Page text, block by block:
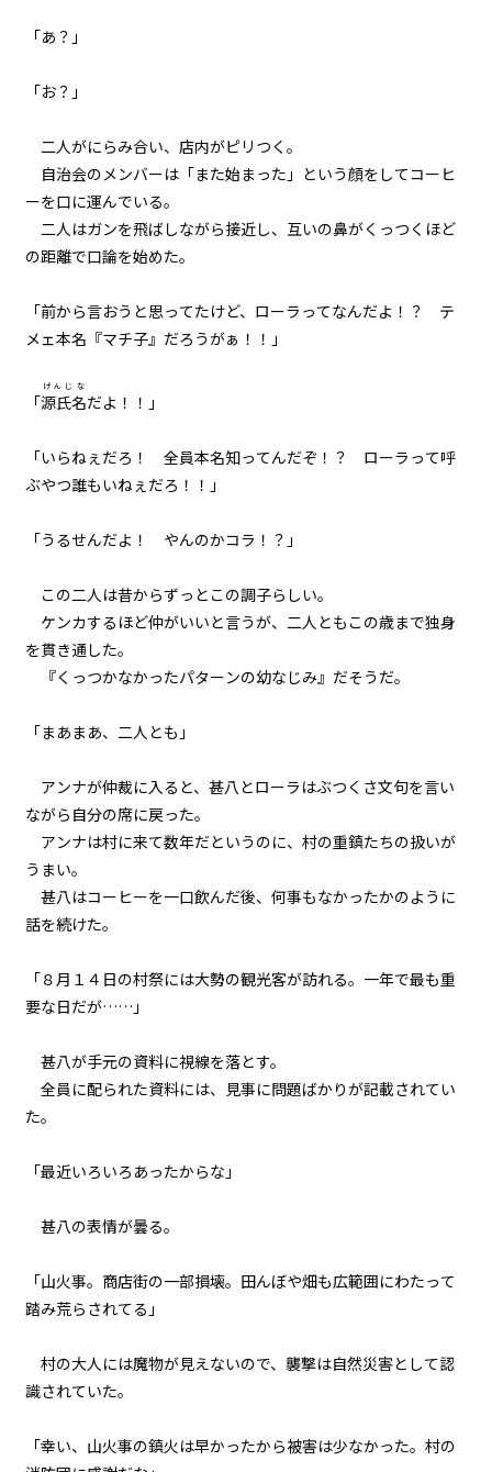
025
027
才能
８月７日：本番
030
８月７日：小学生３人ＶＳ魔物３
００体
031
８月７日：炎の中で
033
036
037
余白：皆本和寿真の恋
「あ？」
「お？」
二人がにらみ合い、店内がピリつく。
自治会のメンバーは「また始まった」という顔をしてコーヒ
ーを口に運んでいる。
二人はガンを飛ばしながら接近し、互いの鼻がくっつくほど
の距離で口論を始めた。
「前から言おうと思ってたけど、ローラってなんだよ！？ テ
メェ本名『マチ子』だろうがぁ！！」
「源氏名
げんじな
だよ！！」
「いらねぇだろ！ 全員本名知ってんだぞ！？ ローラって呼
ぶやつ誰もいねぇだろ！！」
「うるせんだよ！ やんのかコラ！？」
この二人は昔からずっとこの調子らしい。
ケンカするほど仲がいいと言うが、二人ともこの歳まで独身
を貫き通した。
『くっつかなかったパターンの幼なじみ』だそうだ。
「まあまあ、二人とも」
アンナが仲裁に入ると、甚八とローラはぶつくさ文句を言い
ながら自分の席に戻った。
アンナは村に来て数年だというのに、村の重鎮たちの扱いが
うまい。
甚八はコーヒーを一口飲んだ後、何事もなかったかのように
話を続けた。
「８月１４日の村祭には大勢の観光客が訪れる。一年で最も重
要な日だが……」
甚八が手元の資料に視線を落とす。
全員に配られた資料には、見事に問題ばかりが記載されてい
た。
「最近いろいろあったからな」
甚八の表情が曇る。
「山火事。商店街の一部損壊。田んぼや畑も広範囲にわたって
踏み荒らされてる」
村の大人には魔物が見えないので、襲撃は自然災害として認
識されていた。
「幸い、山火事の鎮火は早かったから被害は少なかった。村の